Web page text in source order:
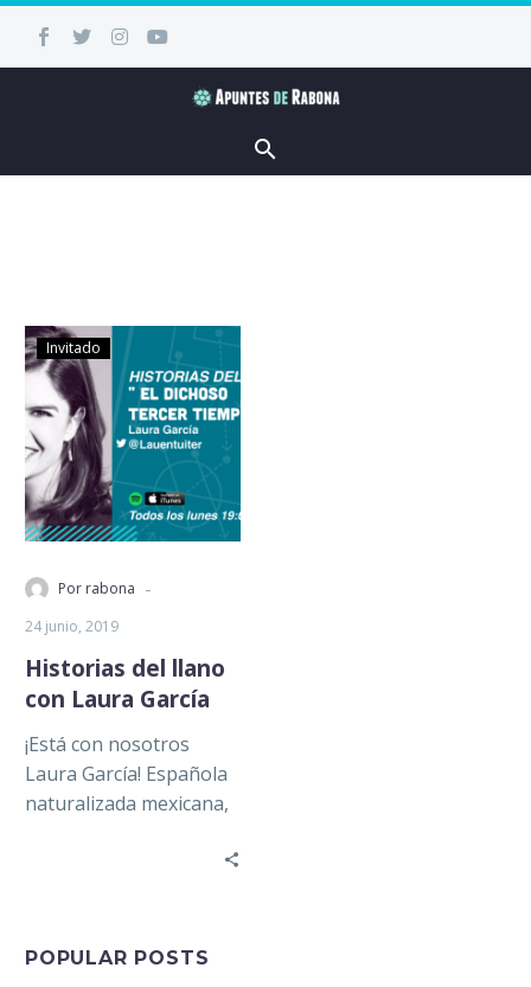
Invitado
Por rabona -
24 junio, 2019
Historias del llano
con Laura García
¡Está con nosotros
Laura García! Española
naturalizada mexicana,
como una amante de las
POPULAR POSTS